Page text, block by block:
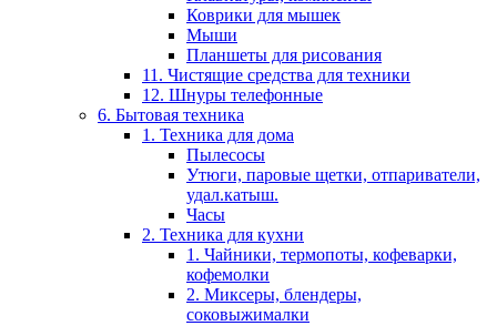
Коврики для мышек
Мыши
Планшеты для рисования
11. Чистящие средства для техники
12. Шнуры телефонные
6. Бытовая техника
1. Техника для дома
Пылесосы
Утюги, паровые щетки, отпариватели,
удал.катыш.
Часы
2. Техника для кухни
1. Чайники, термопоты, кофеварки,
кофемолки
2. Миксеры, блендеры,
соковыжималки